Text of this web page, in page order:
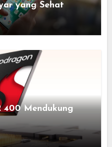
yang Sehat
400 Mendukung